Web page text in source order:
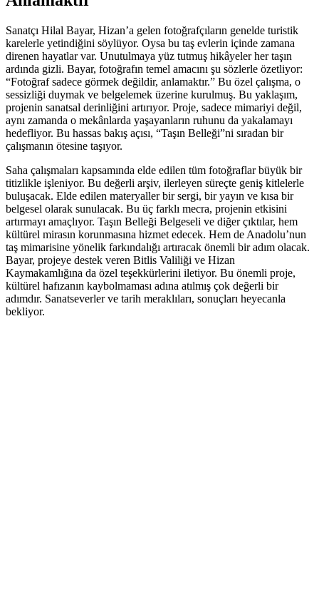
Sanatçı Hilal Bayar, Hizan’a gelen fotoğrafçıların genelde turistik
karelerle yetindiğini söylüyor. Oysa bu taş evlerin içinde zamana
direnen hayatlar var. Unutulmaya yüz tutmuş hikâyeler her taşın
ardında gizli. Bayar, fotoğrafın temel amacını şu sözlerle özetliyor:
“Fotoğraf sadece görmek değildir, anlamaktır.” Bu özel çalışma, o
sessizliği duymak ve belgelemek üzerine kurulmuş. Bu yaklaşım,
projenin sanatsal derinliğini artırıyor. Proje, sadece mimariyi değil,
aynı zamanda o mekânlarda yaşayanların ruhunu da yakalamayı
hedefliyor. Bu hassas bakış açısı, “Taşın Belleği”ni sıradan bir
çalışmanın ötesine taşıyor.
Saha çalışmaları kapsamında elde edilen tüm fotoğraflar büyük bir
titizlikle işleniyor. Bu değerli arşiv, ilerleyen süreçte geniş kitlelerle
buluşacak. Elde edilen materyaller bir sergi, bir yayın ve kısa bir
belgesel olarak sunulacak. Bu üç farklı mecra, projenin etkisini
artırmayı amaçlıyor. Taşın Belleği Belgeseli ve diğer çıktılar, hem
kültürel mirasın korunmasına hizmet edecek. Hem de Anadolu’nun
taş mimarisine yönelik farkındalığı artıracak önemli bir adım olacak.
Bayar, projeye destek veren Bitlis Valiliği ve Hizan
Kaymakamlığına da özel teşekkürlerini iletiyor. Bu önemli proje,
kültürel hafızanın kaybolmaması adına atılmış çok değerli bir
adımdır. Sanatseverler ve tarih meraklıları, sonuçları heyecanla
bekliyor.